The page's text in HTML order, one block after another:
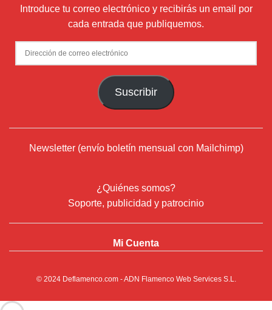
Introduce tu correo electrónico y recibirás un email por
cada entrada que publiquemos.
Dirección
de
Suscribir
Newsletter (envío boletín mensual con Mailchimp)
¿Quiénes somos?
Soporte, publicidad y patrocinio
Mi Cuenta
© 2024 Deflamenco.com- ADN Flamenco Web Services S.L.